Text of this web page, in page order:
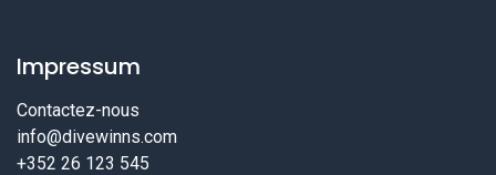
Impressum
Contactez-nous
info@divewinns.com
+352 26 123 545